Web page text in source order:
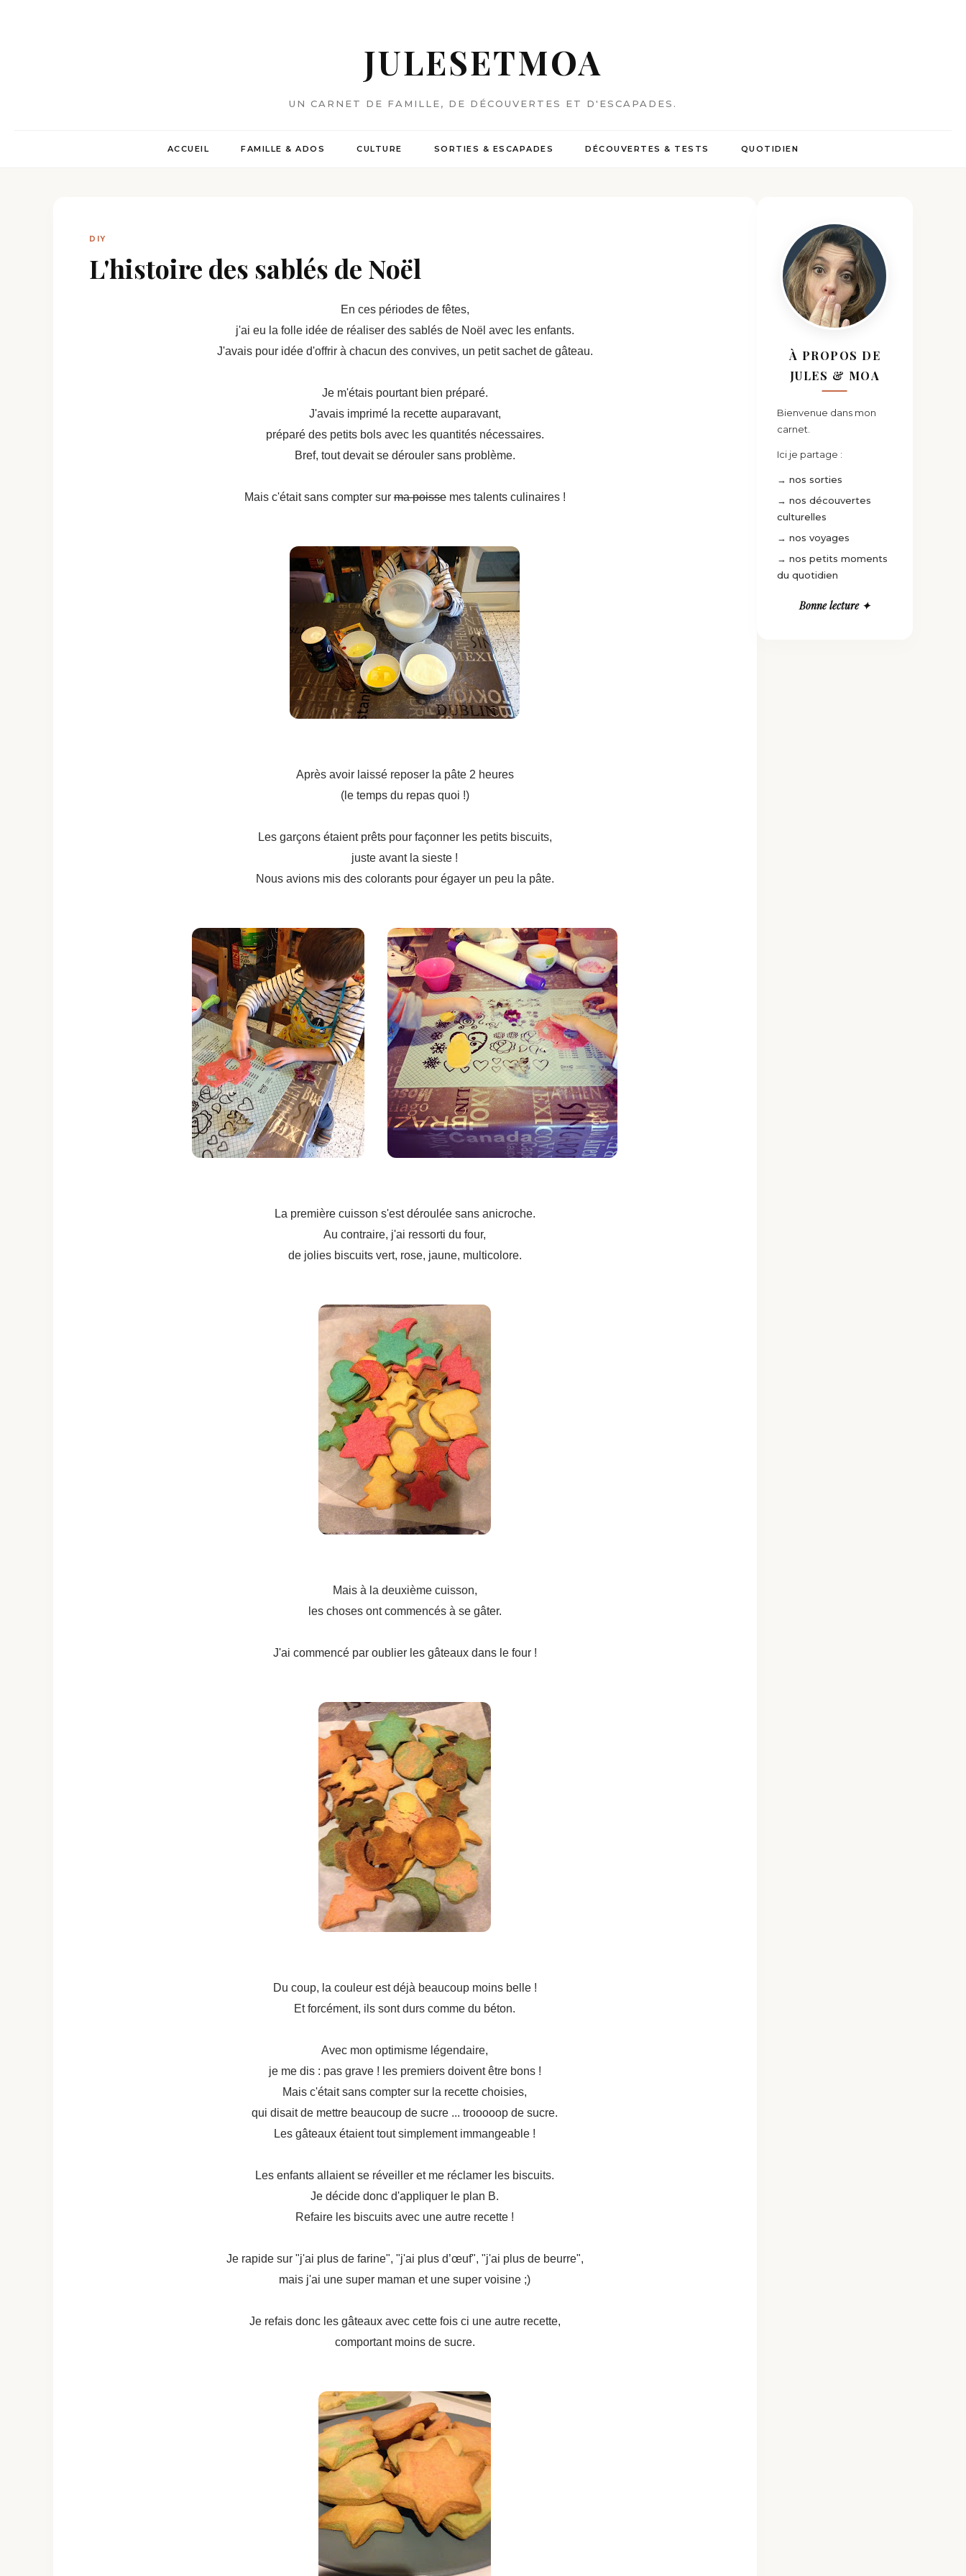
JULESETMOA
UN CARNET DE FAMILLE, DE DÉCOUVERTES ET D'ESCAPADES.
ACCUEIL FAMILLE & ADOS CULTURE SORTIES & ESCAPADES DÉCOUVERTES & TESTS QUOTIDIEN
DIY
L'histoire des sablés de Noël
En ces périodes de fêtes,
j'ai eu la folle idée de réaliser des sablés de Noël avec les enfants.
J'avais pour idée d'offrir à chacun des convives, un petit sachet de gâteau.
Je m'étais pourtant bien préparé.
J'avais imprimé la recette auparavant,
préparé des petits bols avec les quantités nécessaires.
Bref, tout devait se dérouler sans problème.
Mais c'était sans compter surma poissemes talents culinaires !
Après avoir laissé reposer la pâte 2 heures
(le temps du repas quoi !)
Les garçons étaient prêts pour façonner les petits biscuits,
juste avant la sieste !
Nous avions mis des colorants pour égayer un peu la pâte.
La première cuisson s'est déroulée sans anicroche.
Au contraire, j'ai ressorti du four,
de jolies biscuits vert, rose, jaune, multicolore.
Mais à la deuxième cuisson,
les choses ont commencés à se gâter.
J'ai commencé par oublier les gâteaux dans le four !
Du coup, la couleur est déjà beaucoup moins belle !
Et forcément, ils sont durs comme du béton.
Avec mon optimisme légendaire,
je me dis : pas grave ! les premiers doivent être bons !
Mais c'était sans compter sur la recette choisies,
qui disait de mettre beaucoup de sucre ... trooooop de sucre.
Les gâteaux étaient tout simplement immangeable !
Les enfants allaient se réveiller et me réclamer les biscuits.
Je décide donc d'appliquer le plan B.
Refaire les biscuits avec une autre recette !
Je rapide sur "j'ai plus de farine", "j'ai plus d’œuf", "j'ai plus de beurre",
mais j'ai une super maman et une super voisine ;)
Je refais donc les gâteaux avec cette fois ci une autre recette,
comportant moins de sucre.
À PROPOS DE
JULES & MOA
Bienvenue dans mon
carnet.
Ici je partage :
→ nos sorties
→ nos découvertes
culturelles
→ nos voyages
→ nos petits moments
du quotidien
Bonne lecture ✦